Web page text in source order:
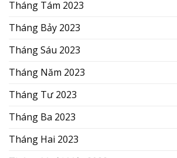
Tháng Tám 2023
Tháng Bảy 2023
Tháng Sáu 2023
Tháng Năm 2023
Tháng Tư 2023
Tháng Ba 2023
Tháng Hai 2023